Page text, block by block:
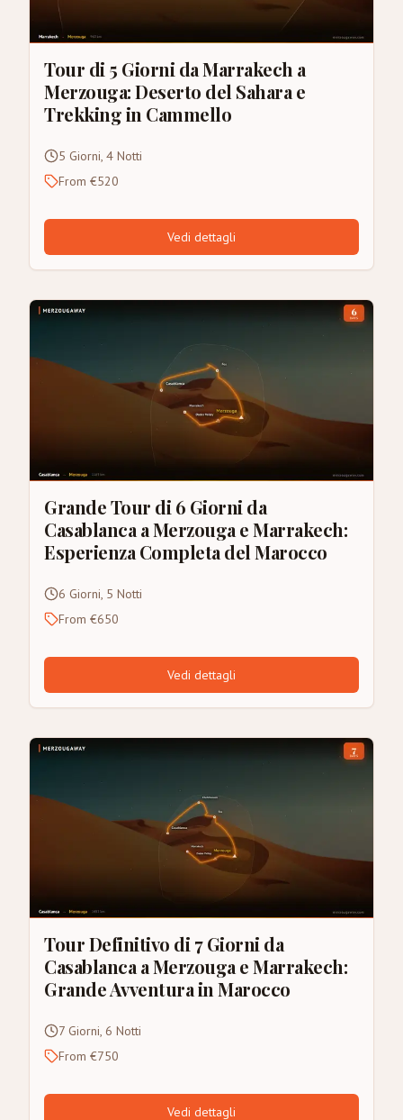
Tour di 5 Giorni da Marrakech a
Merzouga: Deserto del Sahara e
Trekking in Cammello
5 Giorni, 4 Notti
From €520
Vedi dettagli
Grande Tour di 6 Giorni da
Casablanca a Merzouga e Marrakech:
Esperienza Completa del Marocco
6 Giorni, 5 Notti
From €650
Vedi dettagli
Tour Definitivo di 7 Giorni da
Casablanca a Merzouga e Marrakech:
Grande Avventura in Marocco
7 Giorni, 6 Notti
From €750
Vedi dettagli